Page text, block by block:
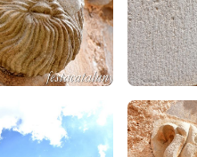
a la porta i als canelobres
gaudiana Casa Batlló. Es
tenia una cúpula amb
sebollits al cementiri de la